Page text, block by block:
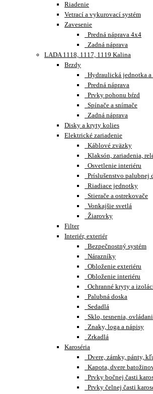
Riadenie
Vetrací a vykurovací systém
Zavesenie
Predná náprava 4x4
Zadná náprava
LADA 1118, 1117, 1119 Kalina
Brzdy
Hydraulická jednotka a
Predná náprava
Prvky pohonu bŕzd
Spínače a snímače
Zadná náprava
Disky a kryty kolies
Elektrické zariadenie
Káblové zväzky
Klaksón, zariadenia,
Osvetlenie interiéru
Príslušenstvo palubnej
Riadiace jednotky
Stierače a ostrekovače
Vonkajšie svetlá
Žiarovky
Filter
Interiér, exteriér
Bezpečnostný systém
Nárazníky
Obloženie exteriéru
Obloženie interiéru
Ochranné kryty a
Palubná doska
Sedadlá
Sklo, tesnenia,
Znaky, loga a nápisy
Zrkadlá
Karoséria
Dvere, zámky, pánty,
Kapota, dvere
Prvky bočnej časti
Prvky čelnej časti